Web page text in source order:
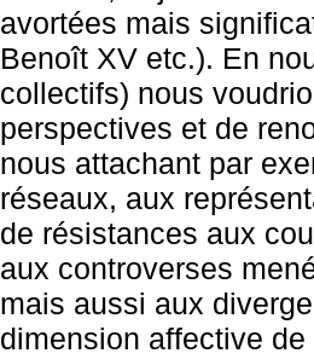
avortées mais
Benoît XV etc.). En
collectifs) nous
perspectives et de
nous attachant par
réseaux, aux
de résistances aux
aux controverses
mais aussi aux
dimension affective